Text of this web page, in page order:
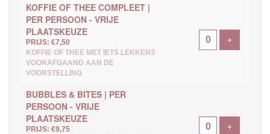
KOFFIE OF THEE COMPLEET |
PER PERSOON - VRIJE
PLAATSKEUZE
PRIJS: €7,50
KOFFIE OF THEE MET IETS LEKKERS
VOORAFGAAND AAN DE
VOORSTELLING
+Voeg
BUBBLES & BITES | PER
PERSOON - VRIJE
PLAATSKEUZE
PRIJS: €9,75
+Voeg